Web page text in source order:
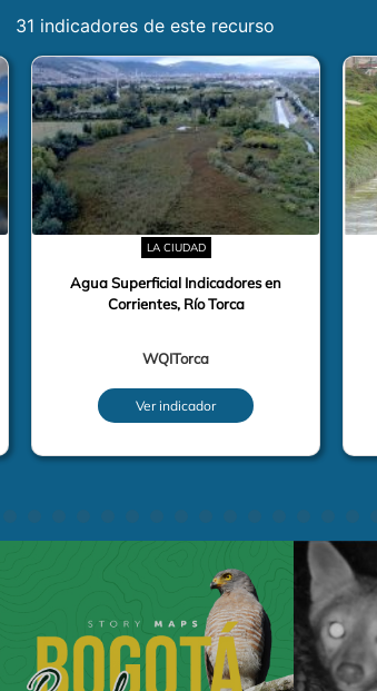
31 indicadores de este recurso
LA CIUDAD
Agua Superficial Indicadores en
Corrientes, Río Torca
WQITorca
Ver indicador